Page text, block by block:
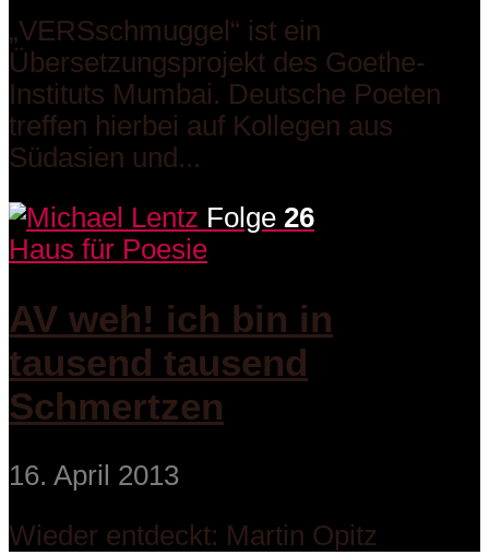
„VERSschmuggel“ ist ein
Übersetzungsprojekt des Goethe-
Instituts Mumbai. Deutsche Poeten
treffen hierbei auf Kollegen aus
Südasien und...
Folge 26
Haus für Poesie
AV weh! ich bin in
tausend tausend
Schmertzen
16. April 2013
Wieder entdeckt: Martin Opitz